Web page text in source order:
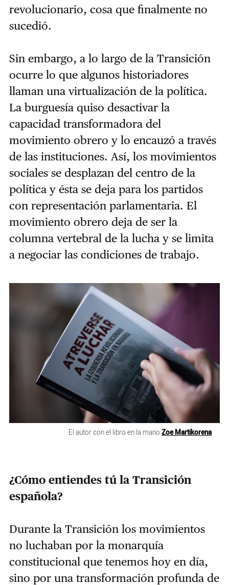
revolucionario, cosa que finalmente no
sucedió.
Sin embargo, a lo largo de la Transición
ocurre lo que algunos historiadores
llaman una virtualización de la política.
La burguesía quiso desactivar la
capacidad transformadora del
movimiento obrero y lo encauzó a través
de las instituciones. Así, los movimientos
sociales se desplazan del centro de la
política y ésta se deja para los partidos
con representación parlamentaria. El
movimiento obrero deja de ser la
columna vertebral de la lucha y se limita
a negociar las condiciones de trabajo.
El autor con el libro en la manoZoe Martikorena
¿Cómo entiendes tú la Transición
española?
Durante la Transición los movimientos
no luchaban por la monarquía
constitucional que tenemos hoy en día,
sino por una transformación profunda de